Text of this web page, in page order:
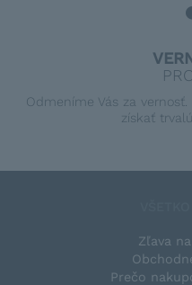
Odmeníme Vás za
získať
Zľava
Prečo